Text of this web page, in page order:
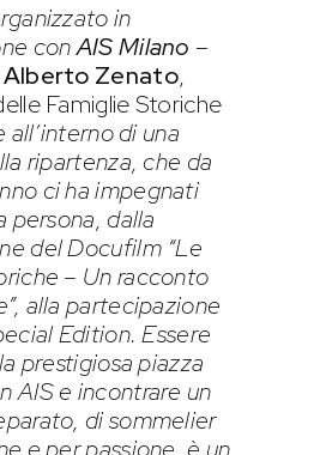
in
conAIS Milano –
Alberto Zenato,
Famiglie Storiche
all’interno di una
ripartenza, che da
ci ha impegnati
persona, dalla
del Docufilm “Le
– Un racconto
alla partecipazione
Edition. Essere
prestigiosa piazza
AIS e incontrare un
di sommelier
e per passione, è un